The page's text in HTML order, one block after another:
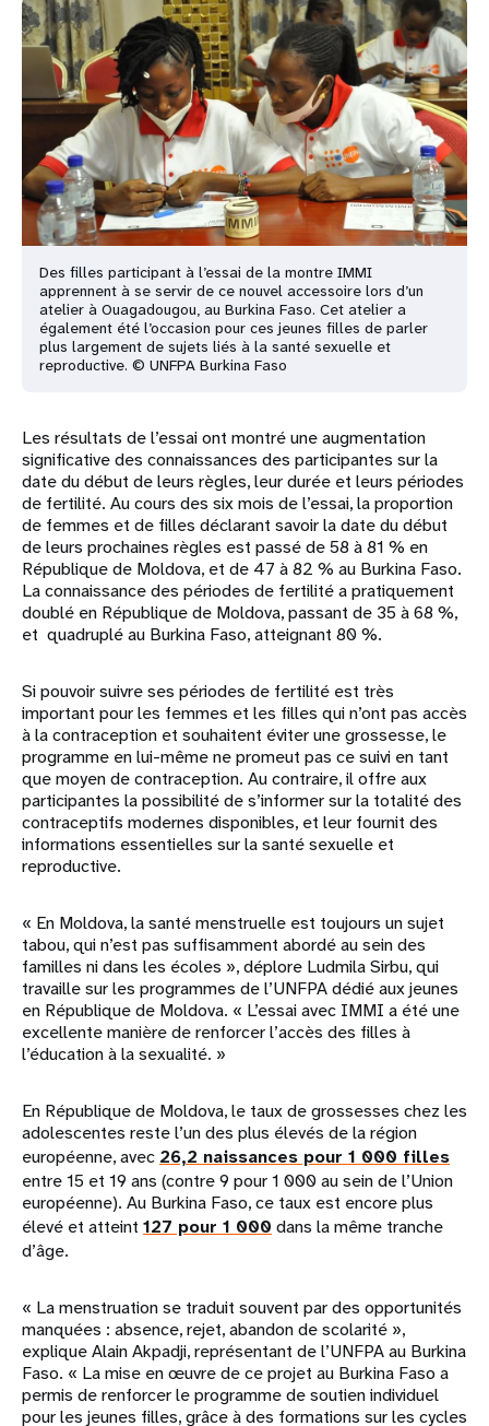
Des filles participant à l’essai de la montre IMMI
apprennent à se servir de ce nouvel accessoire lors d’un
atelier à Ouagadougou, au Burkina Faso. Cet atelier a
également été l’occasion pour ces jeunes filles de parler
plus largement de sujets liés à la santé sexuelle et
reproductive. © UNFPA Burkina Faso
Les résultats de l’essai ont montré une augmentation
significative des connaissances des participantes sur la
date du début de leurs règles, leur durée et leurs périodes
de fertilité. Au cours des six mois de l’essai, la proportion
de femmes et de filles déclarant savoir la date du début
de leurs prochaines règles est passé de 58 à 81 % en
République de Moldova, et de 47 à 82 % au Burkina Faso.
La connaissance des périodes de fertilité a pratiquement
doublé en République de Moldova, passant de 35 à 68 %,
et quadruplé au Burkina Faso, atteignant 80 %.
Si pouvoir suivre ses périodes de fertilité est très
important pour les femmes et les filles qui n’ont pas accès
à la contraception et souhaitent éviter une grossesse, le
programme en lui-même ne promeut pas ce suivi en tant
que moyen de contraception. Au contraire, il offre aux
participantes la possibilité de s’informer sur la totalité des
contraceptifs modernes disponibles, et leur fournit des
informations essentielles sur la santé sexuelle et
reproductive.
« En Moldova, la santé menstruelle est toujours un sujet
tabou, qui n’est pas suffisamment abordé au sein des
familles ni dans les écoles », déplore Ludmila Sirbu, qui
travaille sur les programmes de l’UNFPA dédié aux jeunes
en République de Moldova. « L’essai avec IMMI a été une
excellente manière de renforcer l’accès des filles à
l’éducation à la sexualité. »
En République de Moldova, le taux de grossesses chez les
adolescentes reste l’un des plus élevés de la région
européenne, avec 26,2 naissances pour 1 000 filles
entre 15 et 19 ans (contre 9 pour 1 000 au sein de l’Union
européenne). Au Burkina Faso, ce taux est encore plus
élevé et atteint 127 pour 1 000 dans la même tranche
d’âge.
« La menstruation se traduit souvent par des opportunités
manquées : absence, rejet, abandon de scolarité »,
explique Alain Akpadji, représentant de l’UNFPA au Burkina
Faso. « La mise en œuvre de ce projet au Burkina Faso a
permis de renforcer le programme de soutien individuel
pour les jeunes filles, grâce à des formations sur les cycles